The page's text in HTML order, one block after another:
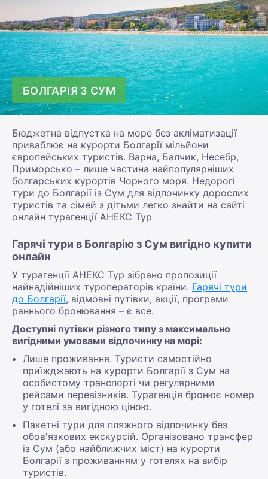
БОЛГАРІЯ З СУМ
Бюджетна відпустка на море без акліматизації
приваблює на курорти Болгарії мільйони
європейських туристів. Варна, Балчик, Несебр,
Приморсько – лише частина найпопулярніших
болгарських курортів Чорного моря. Недорогі
тури до Болгарії із Сум для відпочинку дорослих
туристів та сімей з дітьми легко знайти на сайті
онлайн турагенції АНЕКС Тур
Гарячі тури в Болгарію з Сум вигідно купити
онлайн
У турагенції АНЕКС Тур зібрано пропозиції
найнадійніших туроператорів країни. Гарячі тури
до Болгарії, відмовні путівки, акції, програми
раннього бронювання – є все.
Доступні путівки різного типу з максимально
вигідними умовами відпочинку на морі:
Лише проживання. Туристи самостійно
приїжджають на курорти Болгарії з Сум на
особистому транспорті чи регулярними
рейсами перевізників. Турагенція бронює номер
у готелі за вигідною ціною.
Пакетні тури для пляжного відпочинку без
обов'язкових екскурсій. Організовано трансфер
із Сум (або найближчих міст) на курорти
Болгарії з проживанням у готелях на вибір
туристів.